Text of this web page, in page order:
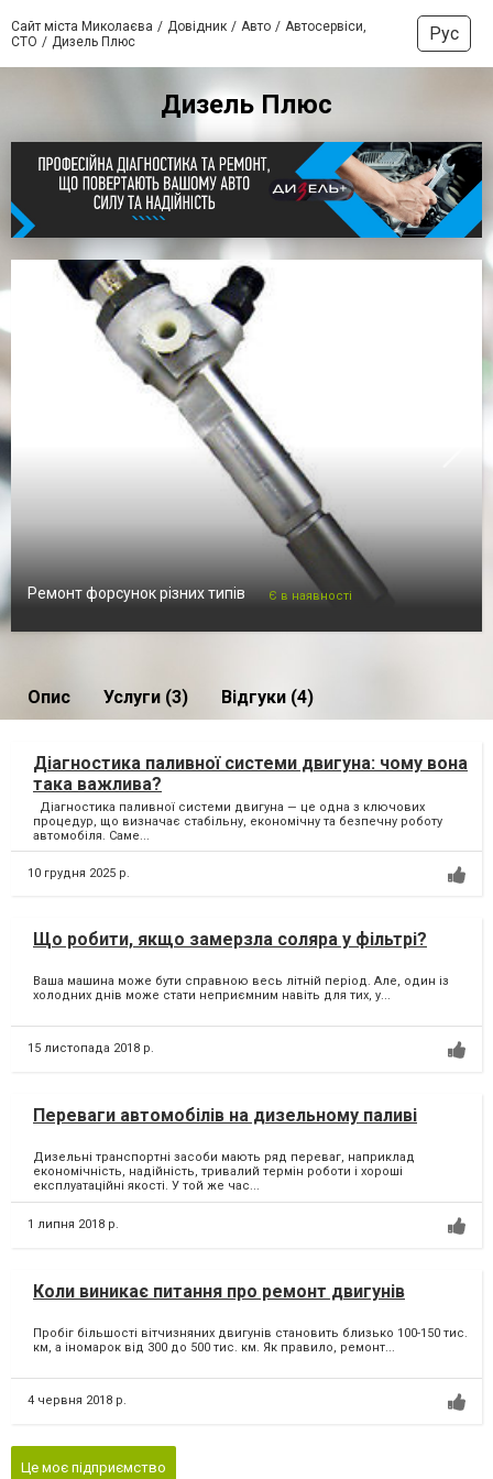
Сайт міста Миколаєва Довідник Авто
Автосервіси,
СТО
Дизель Плюс Рус
Дизель Плюс
Ремонт форсунок різних типів Є в наявності
Опис Услуги (3) Відгуки (4)
Діагностика паливної системи двигуна: чому вона
така важлива?
Діагностика паливної системи двигуна — це одна з ключових
процедур, що визначає стабільну, економічну та безпечну роботу
автомобіля. Саме...
10 грудня 2025 р.
Що робити, якщо замерзла соляра у фільтрі?
Ваша машина може бути справною весь літній період. Але, один із
холодних днів може стати неприємним навіть для тих, у...
15 листопада 2018 р.
Переваги автомобілів на дизельному паливі
Дизельні транспортні засоби мають ряд переваг, наприклад
економічність, надійність, тривалий термін роботи і хороші
експлуатаційні якості. У той же час...
1 липня 2018 р.
Коли виникає питання про ремонт двигунів
Пробіг більшості вітчизняних двигунів становить близько 100-150 тис.
км, а іномарок від 300 до 500 тис. км. Як правило, ремонт...
4 червня 2018 р.
Це моє підприємство